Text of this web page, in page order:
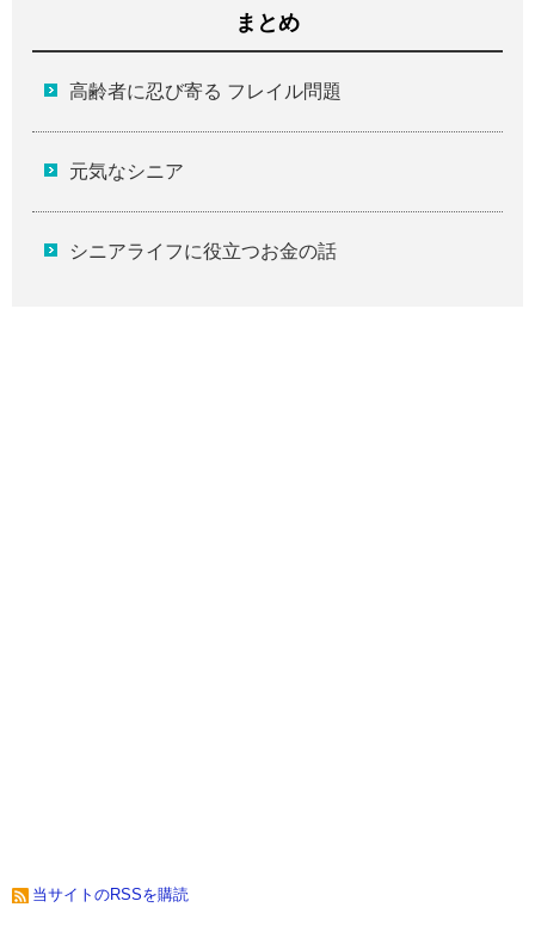
まとめ
高齢者に忍び寄る フレイル問題
元気なシニア
シニアライフに役立つお金の話
当サイトのRSSを購読